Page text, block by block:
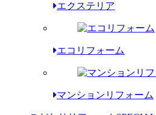
エクステリア
エコリフォーム
マンションリフォーム